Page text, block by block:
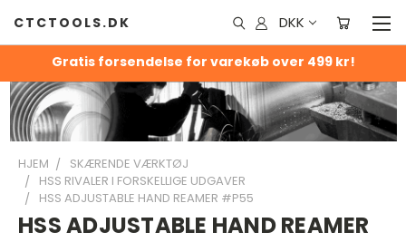
Gratis forsendelse for varekøb over 499 kr!
CTCTOOLS.DK DKK
HJEM
SKÆRENDE VÆRKTØJ
HSS RIVALER I FORSKELLIGE UDGAVER
HSS ADJUSTABLE HAND REAMER #P55
HSS ADJUSTABLE HAND REAMER